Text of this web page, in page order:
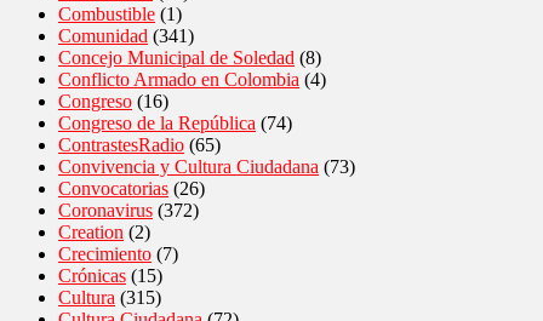
Combustible (1)
Comunidad (341)
Concejo Municipal de Soledad (8)
Conflicto Armado en Colombia (4)
Congreso (16)
Congreso de la República (74)
ContrastesRadio (65)
Convivencia y Cultura Ciudadana (73)
Convocatorias (26)
Coronavirus (372)
Creation (2)
Crecimiento (7)
Crónicas (15)
Cultura (315)